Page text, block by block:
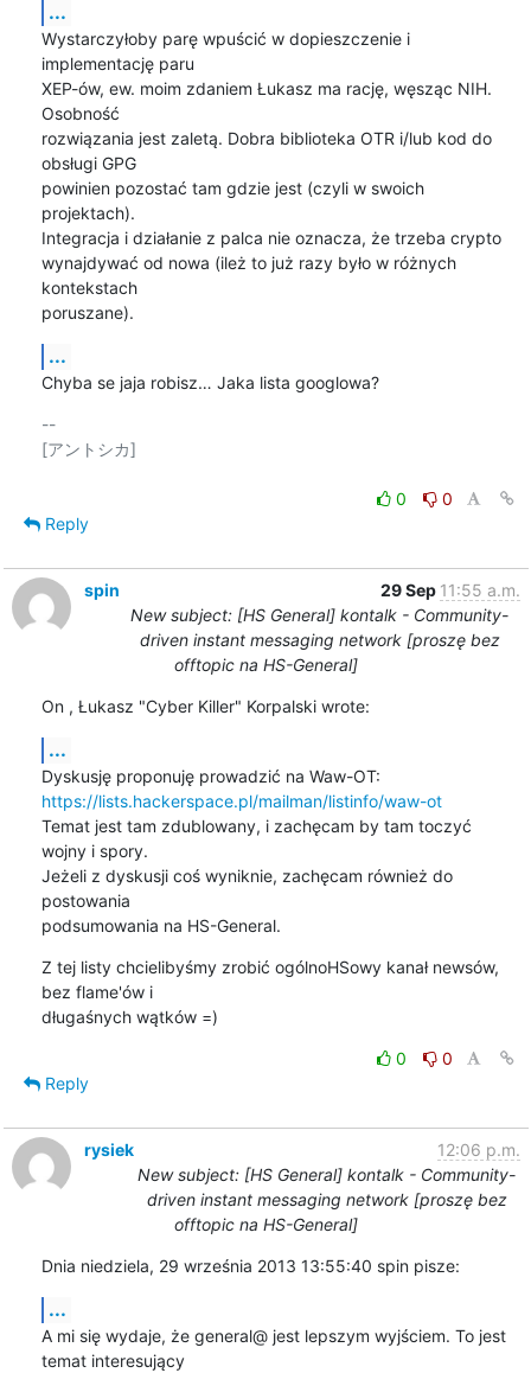
...
Wystarczyłoby parę wpuścić w dopieszczenie i
implementację paru
XEP-ów, ew. moim zdaniem Łukasz ma rację, węsząc NIH.
Osobność
rozwiązania jest zaletą. Dobra biblioteka OTR i/lub kod do
obsługi GPG
powinien pozostać tam gdzie jest (czyli w swoich
projektach).
Integracja i działanie z palca nie oznacza, że trzeba crypto
wynajdywać od nowa (ileż to już razy było w różnych
kontekstach
poruszane).
...
Chyba se jaja robisz… Jaka lista googlowa?
--
[アントシカ]
0
0
Reply
spin 29 Sep 11:55 a.m.
New subject: [HS General] kontalk - Community-
driven instant messaging network [proszę bez
offtopic na HS-General]
On , Łukasz "Cyber Killer" Korpalski wrote:
...
https://lists.hackerspace.pl/mailman/listinfo/waw-ot
Temat jest tam zdublowany, i zachęcam by tam toczyć
wojny i spory.
Jeżeli z dyskusji coś wyniknie, zachęcam również do
postowania
podsumowania na HS-General.
Z tej listy chcielibyśmy zrobić ogólnoHSowy kanał newsów,
bez flame'ów i
długaśnych wątków =)
0
0
Reply
rysiek
12:06 p.m.
New subject: [HS General] kontalk - Community-
driven instant messaging network [proszę bez
offtopic na HS-General]
Dnia niedziela, 29 września 2013 13:55:40 spin pisze:
...
A mi się wydaje, że general@ jest lepszym wyjściem. To jest
temat interesujący